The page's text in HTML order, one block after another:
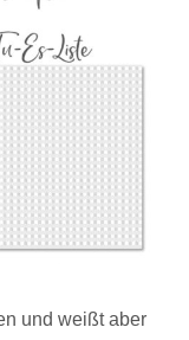
und weißt aber